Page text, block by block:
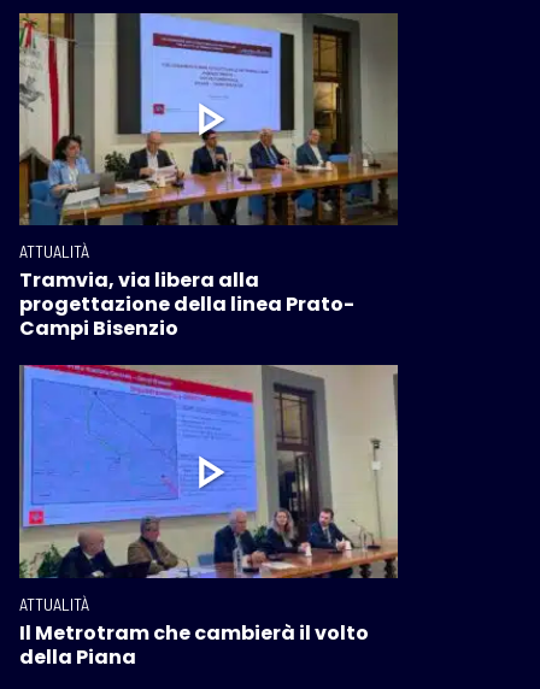
ATTUALITÀ
Tramvia, via libera alla
progettazione della linea Prato-
Campi Bisenzio
ATTUALITÀ
Il Metrotram che cambierà il volto
della Piana